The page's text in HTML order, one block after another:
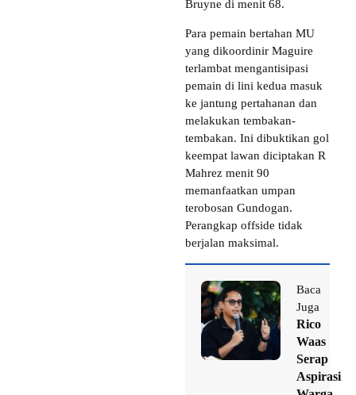
Bruyne di menit 68.
Para pemain bertahan MU
yang dikoordinir Maguire
terlambat mengantisipasi
pemain di lini kedua masuk
ke jantung pertahanan dan
melakukan tembakan-
tembakan. Ini dibuktikan gol
keempat lawan diciptakan R
Mahrez menit 90
memanfaatkan umpan
terobosan Gundogan.
Perangkap offside tidak
berjalan maksimal.
Baca
Juga
Rico
Waas
Serap
Aspirasi